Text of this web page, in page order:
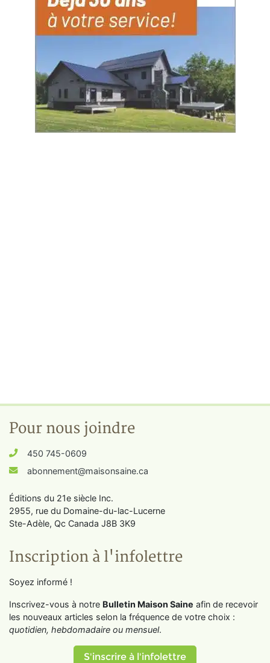
Pour nous joindre
450 745-0609
abonnement@maisonsaine.ca
Éditions du 21e siècle Inc.
2955, rue du Domaine-du-lac-Lucerne
Ste-Adèle, Qc Canada J8B 3K9
Inscription à l'infolettre
Soyez informé !
Inscrivez-vous à notre Bulletin Maison Saine afin de recevoir
les nouveaux articles selon la fréquence de votre choix :
quotidien, hebdomadaire ou mensuel.
S'inscrire à l'infolettre